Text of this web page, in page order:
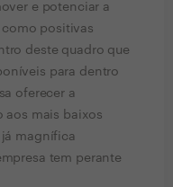
e potenciar a
como positivas
deste quadro que
para dentro
oferecer a
aos mais baixos
magnífica
tem perante